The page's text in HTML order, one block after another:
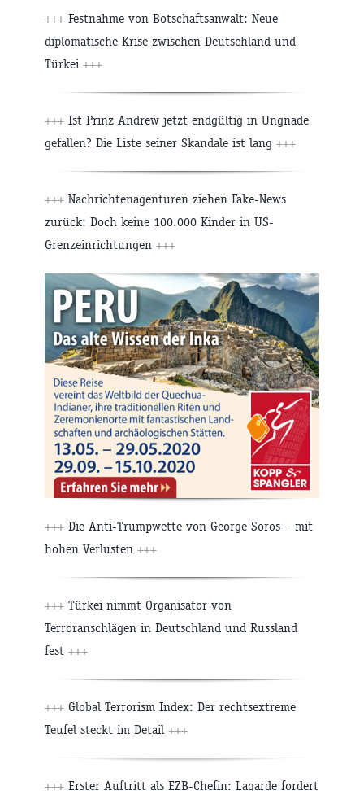
+++ Festnahme von Botschaftsanwalt: Neue
diplomatische Krise zwischen Deutschland und
Türkei +++
+++ Ist Prinz Andrew jetzt endgültig in Ungnade
gefallen? Die Liste seiner Skandale ist lang +++
+++ Nachrichtenagenturen ziehen Fake-News
zurück: Doch keine 100.000 Kinder in US-
Grenzeinrichtungen +++
+++ Die Anti-Trumpwette von George Soros – mit
hohen Verlusten +++
+++ Türkei nimmt Organisator von
Terroranschlägen in Deutschland und Russland
fest +++
+++ Global Terrorism Index: Der rechtsextreme
Teufel steckt im Detail +++
+++ Erster Auftritt als EZB-Chefin: Lagarde fordert